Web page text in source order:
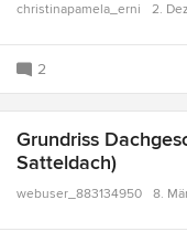
christinapamela_erni 2.
2
Grundriss
Satteldach)
webuser_883134950 8.